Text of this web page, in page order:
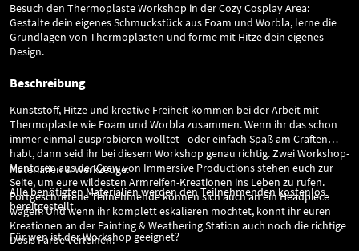
Besuch den Thermoplaste Workshop in der Cozy Cosplay Area:
Gestalte dein eigenes Schmuckstück aus Foam und Worbla, lerne die
Grundlagen von Thermoplasten und forme mit Hitze dein eigenes
Design.
Beschreibung
Kunststoff, Hitze und kreative Freiheit kommen bei der Arbeit mit
Thermoplaste wie Foam und Worbla zusammen. Wenn ihr das schon
immer einmal ausprobieren wolltet - oder einfach Spaß am Craften
habt, dann seid ihr bei diesem Workshop genau richtig. Zwei Workshop-
Mentoren aus der Crew von Immersive Productions stehen euch zur
Seite, um eure wildesten Armreifen-Kreationen ins Leben zu rufen.
Fortgeschrittene Teilnehmende können sich auch an ein Headpiece
wagen. Und wenn ihr komplett eskalieren möchtet, könnt ihr euren
Kreationen an der Painting & Weathering Station auch noch die richtige
Dosis Farbe verleihen.
Materialien & Werkzeuge:
Alle benötigten Materialien werden den Teilnehmenden kostenlos
bereitgestellt.
Für wen ist der Workshop geeignet?